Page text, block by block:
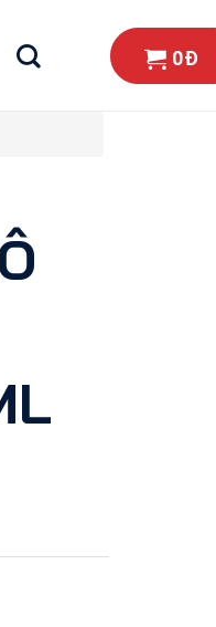
0Đ